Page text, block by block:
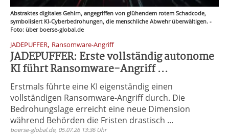
Abstraktes digitales Gehirn, angegriffen von glühendem rotem Schadcode,
symbolisiert KI-Cyberbedrohungen, die menschliche Abwehr überwältigen. -
Foto: über boerse-global.de
JADEPUFFER, Ransomware-Angriff
JADEPUFFER: Erste vollständig autonome
KI führt Ransomware-Angriff ...
Erstmals führte eine KI eigenständig einen
vollständigen Ransomware-Angriff durch. Die
Bedrohungslage erreicht eine neue Dimension
während Behörden die Fristen drastisch ...
boerse-global.de, 05.07.26 13:36 Uhr